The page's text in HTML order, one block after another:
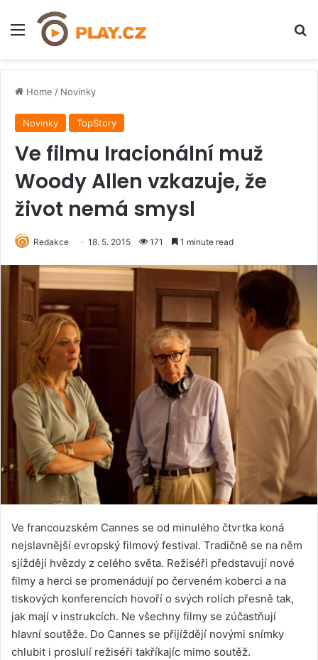
Menu
Home / Novinky
Novinky TopStory
Ve filmu Iracionální muž
Woody Allen vzkazuje, že
život nemá smysl
Redakce 18. 5. 2015 171 1 minute read
Ve francouzském Cannes se od minulého čtvrtka koná
nejslavnější evropský filmový festival. Tradičně se na něm
sjíždějí hvězdy z celého světa. Režiséři představují nové
filmy a herci se promenádují po červeném koberci a na
tiskových konferencích hovoří o svých rolích přesně tak,
jak mají v instrukcích. Ne všechny filmy se zúčastňují
hlavní soutěže. Do Cannes se přijíždějí novými snímky
chlubit i proslulí režiséři takříkajíc mimo soutěž.